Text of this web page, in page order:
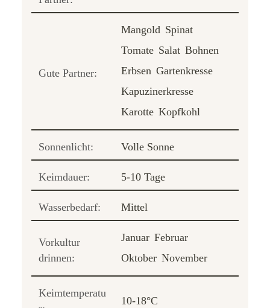
Gute Partner:
Mangold Spinat
Tomate Salat Bohnen
Erbsen Gartenkresse
Kapuzinerkresse
Karotte Kopfkohl
Sonnenlicht: Volle Sonne
Keimdauer: 5-10 Tage
Wasserbedarf: Mittel
Vorkultur
drinnen:
Januar Februar
Oktober November
Keimtemperatu
10-18°C